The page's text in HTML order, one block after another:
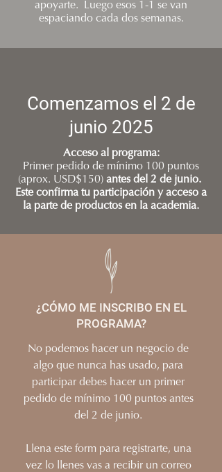
apoyarte. Luego esos 1-1 se van
espaciando cada dos semanas.
Comenzamos el 2 de
junio 2025
Acceso al programa:
Primer pedido de mínimo 100 puntos
(aprox. USD$150) antes del 2 de junio.
Este confirma tu participación y acceso a
la parte de productos en la academia.
¿CÓMO ME INSCRIBO EN EL
PROGRAMA?
No podemos hacer un negocio de
algo que nunca has usado, para
participar debes hacer un primer
pedido de mínimo 100 puntos antes
del 2 de junio.
Llena este form para registrarte, una
vez lo llenes vas a recibir un correo